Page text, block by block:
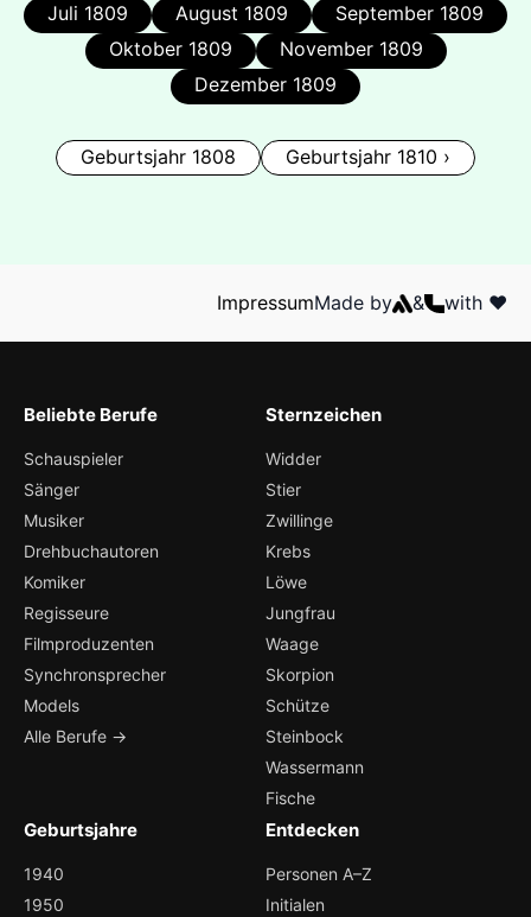
Juli 1809
August 1809
September 1809
Oktober 1809
November 1809
Dezember 1809
Geburtsjahr 1808 Geburtsjahr 1810 ›
ImpressumMade by & with ❤️
Beliebte Berufe
Schauspieler
Sänger
Musiker
Drehbuchautoren
Komiker
Regisseure
Filmproduzenten
Synchronsprecher
Models
Alle Berufe →
Sternzeichen
Widder
Stier
Zwillinge
Krebs
Löwe
Jungfrau
Waage
Skorpion
Schütze
Steinbock
Wassermann
Fische
Geburtsjahre
1940
1950
Entdecken
Personen A–Z
Initialen